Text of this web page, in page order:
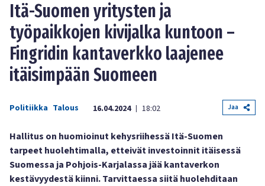
Itä-Suomen yritysten ja
työpaikkojen kivijalka kuntoon –
Fingridin kantaverkko laajenee
itäisimpään Suomeen
Politiikka Talous 16.04.2024 | 18:02 Jaa
Hallitus on huomioinut kehysriihessä Itä-Suomen
tarpeet huolehtimalla, etteivät investoinnit itäisessä
Suomessa ja Pohjois-Karjalassa jää kantaverkon
kestävyydestä kiinni. Tarvittaessa siitä huolehditaan